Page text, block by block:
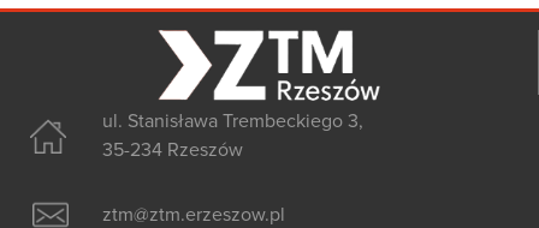
ul. Stanisława Trembeckiego 3,
35-234 Rzeszów
ztm@ztm.erzeszow.pl